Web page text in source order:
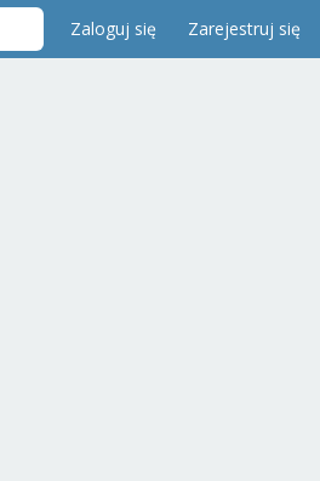
Zaloguj się Zarejestruj się